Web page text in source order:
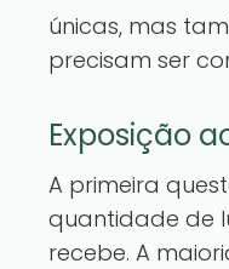
únicas, mas
precisam ser
Exposição
A primeira
quantidade de
recebe. A